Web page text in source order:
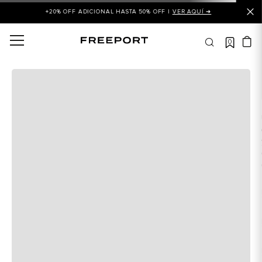
+20% OFF ADICIONAL HASTA 50% OFF | VER AQUÍ ➜
0